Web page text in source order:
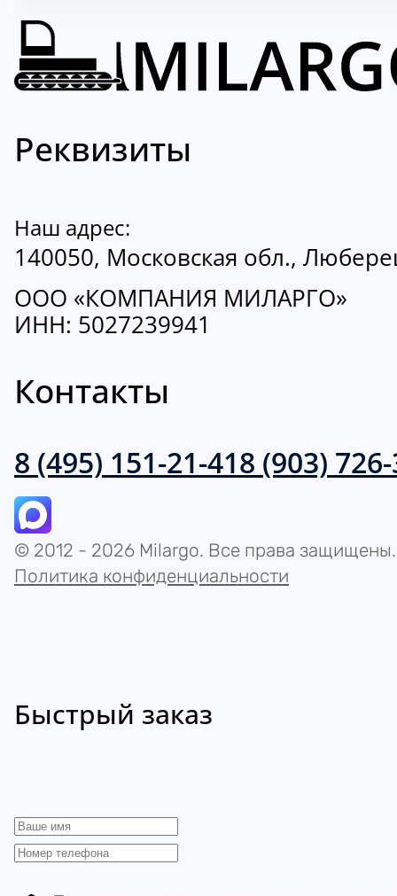
Реквизиты
Наш адрес:
140050, Московская обл.,
ООО «КОМПАНИЯ МИЛАРГО»
ИНН: 5027239941
Контакты
8 (495) 151-21-418 (903)
© 2012 - 2026 Milargo. Все права защищены.
Политика конфиденциальности
Быстрый заказ